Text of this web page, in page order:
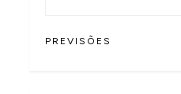
PREVISÕES